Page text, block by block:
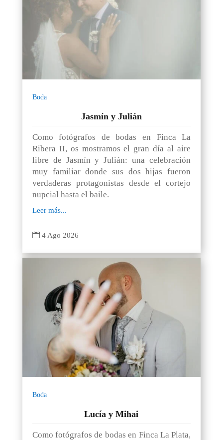
Boda
Jasmín y Julián
Como fotógrafos de bodas en Finca La
Ribera II, os mostramos el gran día al aire
libre de Jasmín y Julián: una celebración
muy familiar donde sus dos hijas fueron
verdaderas protagonistas desde el cortejo
nupcial hasta el baile.
Leer más...
 4 Ago 2026
Boda
Lucía y Mihai
Como fotógrafos de bodas en Finca La Plata,